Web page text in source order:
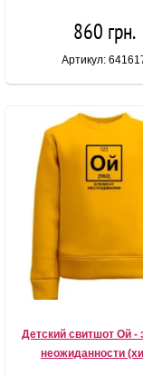
860 грн.
Артикул:
Детский свитшот Ой -
неожиданности